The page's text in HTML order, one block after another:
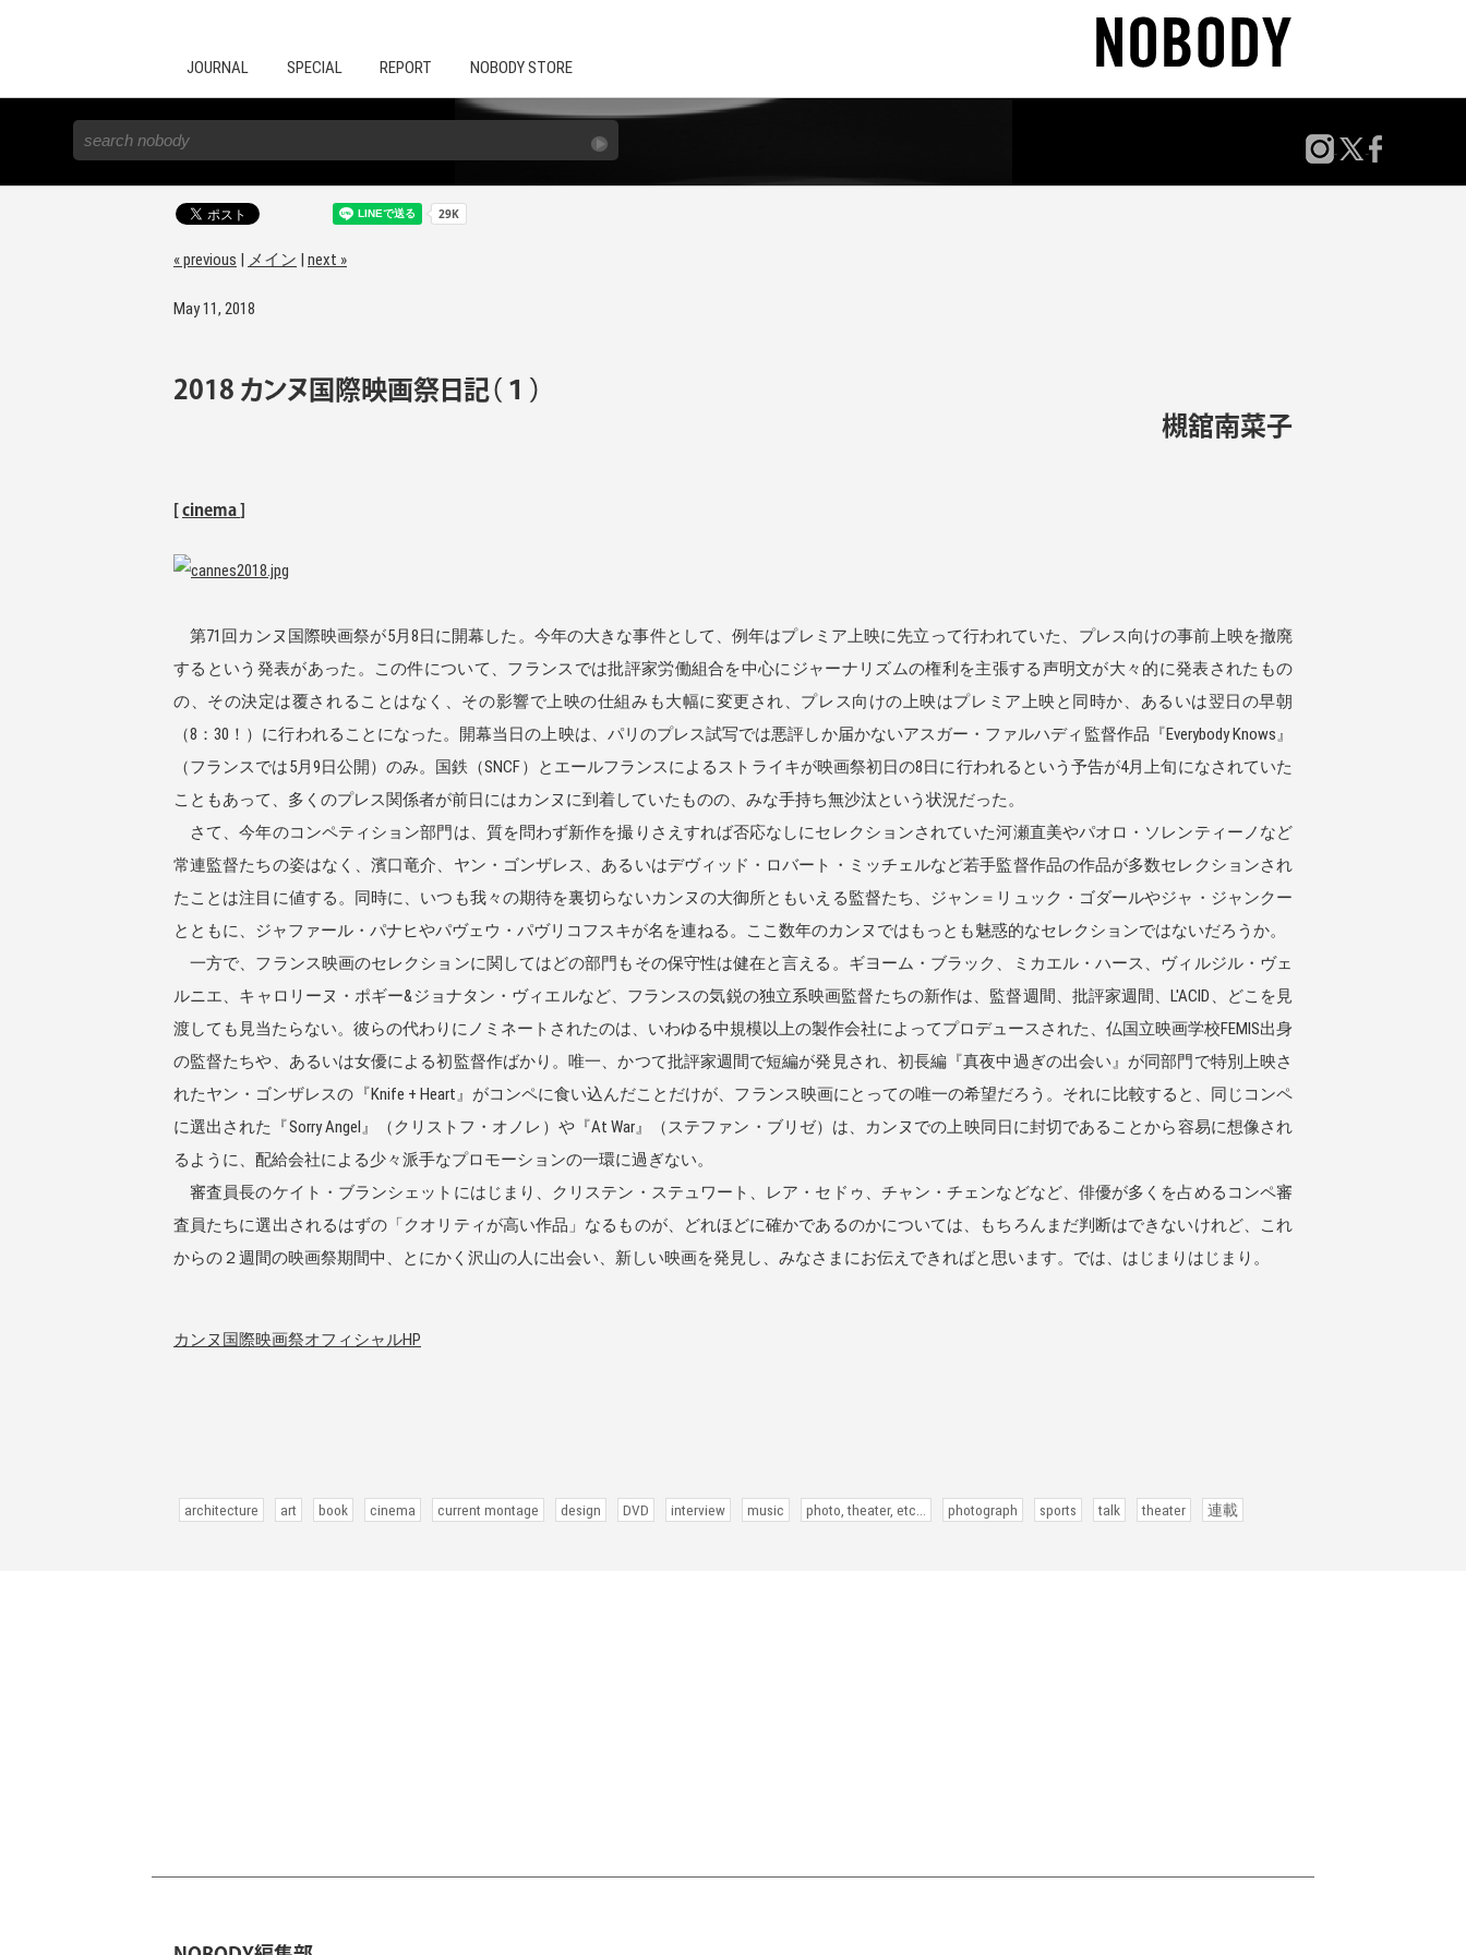
JOURNAL SPECIAL REPORT NOBODY STORE
« previous | メイン | next »
May 11, 2018
2018 カンヌ国際映画祭日記（１）
槻舘南菜子
[cinema]
第71回カンヌ国際映画祭が5月8日に開幕した。今年の大きな事件として、例年はプレミア上映に先立って行われていた、プレス向けの事前上映を撤廃
するという発表があった。この件について、フランスでは批評家労働組合を中心にジャーナリズムの権利を主張する声明文が大々的に発表されたもの
の、その決定は覆されることはなく、その影響で上映の仕組みも大幅に変更され、プレス向けの上映はプレミア上映と同時か、あるいは翌日の早朝
（8：30！）に行われることになった。開幕当日の上映は、パリのプレス試写では悪評しか届かないアスガー・ファルハディ監督作品『Everybody Knows』
（フランスでは5月9日公開）のみ。国鉄（SNCF）とエールフランスによるストライキが映画祭初日の8日に行われるという予告が4月上旬になされていた
こともあって、多くのプレス関係者が前日にはカンヌに到着していたものの、みな手持ち無沙汰という状況だった。
さて、今年のコンペティション部門は、質を問わず新作を撮りさえすれば否応なしにセレクションされていた河瀬直美やパオロ・ソレンティーノなど
常連監督たちの姿はなく、濱口竜介、ヤン・ゴンザレス、あるいはデヴィッド・ロバート・ミッチェルなど若手監督作品の作品が多数セレクションされ
たことは注目に値する。同時に、いつも我々の期待を裏切らないカンヌの大御所ともいえる監督たち、ジャン＝リュック・ゴダールやジャ・ジャンクー
とともに、ジャファール・パナヒやパヴェウ・パヴリコフスキが名を連ねる。ここ数年のカンヌではもっとも魅惑的なセレクションではないだろうか。
一方で、フランス映画のセレクションに関してはどの部門もその保守性は健在と言える。ギヨーム・ブラック、ミカエル・ハース、ヴィルジル・ヴェ
ルニエ、キャロリーヌ・ポギー&ジョナタン・ヴィエルなど、フランスの気鋭の独立系映画監督たちの新作は、監督週間、批評家週間、L'ACID、どこを見
渡しても見当たらない。彼らの代わりにノミネートされたのは、いわゆる中規模以上の製作会社によってプロデュースされた、仏国立映画学校FEMIS出身
の監督たちや、あるいは女優による初監督作ばかり。唯一、かつて批評家週間で短編が発見され、初長編『真夜中過ぎの出会い』が同部門で特別上映さ
れたヤン・ゴンザレスの『Knife + Heart』がコンペに食い込んだことだけが、フランス映画にとっての唯一の希望だろう。それに比較すると、同じコンペ
に選出された『Sorry Angel』（クリストフ・オノレ）や『At War』（ステファン・ブリゼ）は、カンヌでの上映同日に封切であることから容易に想像され
るように、配給会社による少々派手なプロモーションの一環に過ぎない。
審査員長のケイト・ブランシェットにはじまり、クリステン・ステュワート、レア・セドゥ、チャン・チェンなどなど、俳優が多くを占めるコンペ審
査員たちに選出されるはずの「クオリティが高い作品」なるものが、どれほどに確かであるのかについては、もちろんまだ判断はできないけれど、これ
からの２週間の映画祭期間中、とにかく沢山の人に出会い、新しい映画を発見し、みなさまにお伝えできればと思います。では、はじまりはじまり。
カンヌ国際映画祭オフィシャルHP
architecture art book cinema current montage design DVD interview music photo, theater, etc... photograph sports talk theater 連載